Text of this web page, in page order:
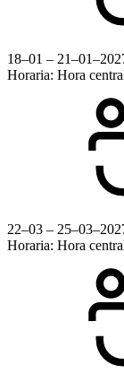
18–01 –
Horaria: Hora
22–03 –
Horaria: Hora